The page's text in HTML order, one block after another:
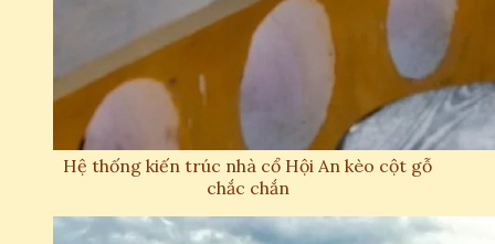
Hệ thống kiến trúc nhà cổ Hội An kèo cột gỗ
chắc chắn